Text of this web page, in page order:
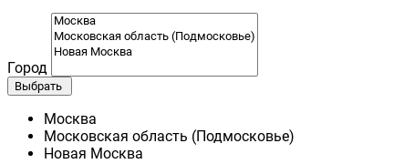
Город
Выбрать
Москва
Московская область (Подмосковье)
Новая Москва